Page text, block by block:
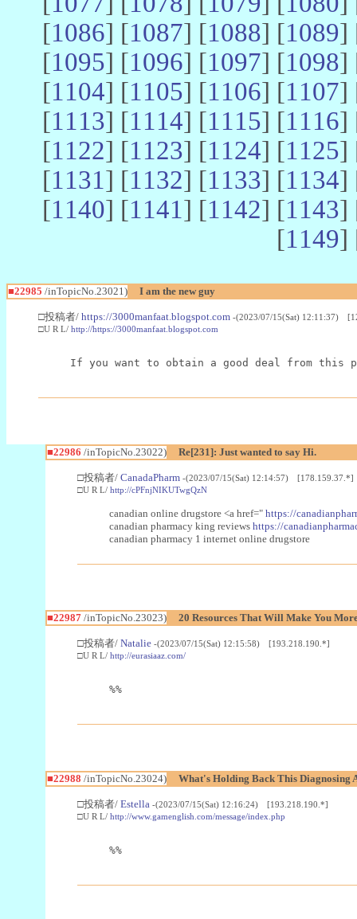
[1086] [1087] [1088] [1089]
[1095] [1096] [1097] [1098]
[1104] [1105] [1106] [1107]
[1113] [1114] [1115] [1116]
[1122] [1123] [1124] [1125]
[1131] [1132] [1133] [1134]
[1140] [1141] [1142] [1143]
[1149]
■22985 /inTopicNo.23021) I am the new guy
□投稿者/ https://3000manfaat.blogspot.com -(2023/07/15(Sat) 12:11:37)
□U R L/ http://https://3000manfaat.blogspot.com
If you want to obtain a good deal from this
■22986 /inTopicNo.23022) Re[231]: Just wanted to say Hi.
□投稿者/ CanadaPharm -(2023/07/15(Sat) 12:14:57) [178.159.37.*]
□U R L/ http://cPFnjNIKUTwgQzN
canadian online drugstore <a href=" https://
canadian pharmacy king reviews https://
canadian pharmacy 1 internet online drugstore
■22987/inTopicNo.23023) 20 Resources That Will Make You
□投稿者/ Natalie -(2023/07/15(Sat) 12:15:58) [193.218.190.*]
□U R L/ http://eurasiaaz.com/
%%
■22988 /inTopicNo.23024) What's Holding Back This Diagnosing
□投稿者/ Estella -(2023/07/15(Sat) 12:16:24) [193.218.190.*]
□U R L/ http://www.gamenglish.com/message/index.php
%%